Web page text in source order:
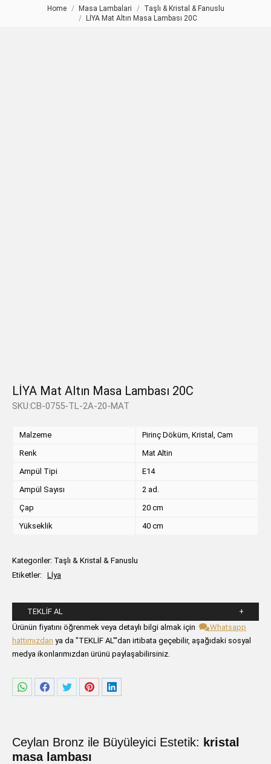
You are here:Home Masa Lambalari
Taşlı & Kristal & Fanuslu
LİYA Mat Altın Masa Lambası 20C
LİYA Mat Altın Masa Lambası 20C
SKU:CB-0755-TL-2A-20-MAT
Malzeme
Pirinç Döküm, Kristal, Cam
Renk
Mat Altin
Ampül Tipi
E14
Ampül Sayısı
2 ad.
Çap
20 cm
Yükseklik
40 cm
Kategoriler: Taşlı & Kristal & Fanuslu
Etiketler: Lİya
TEKLIF AL
Lütfen aşağıdaki formu alanlarını doldurunuz.
Ürünün fiyatını öğrenmek veya detaylı bilgi almak için
Whatsapp
hattımızdan ya da "TEKLİF AL"'dan irtibata geçebilir, aşağıdaki sosyal
medya ikonlarımızdan ürünü paylaşabilirsiniz.
ShareShareShareShareShare
Ceylan Bronz ile Büyüleyici Estetik: kristal
masa lambası